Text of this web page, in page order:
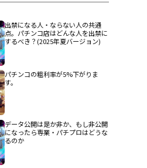
出禁になる人・ならない人の共通
点。パチンコ店はどんな人を出禁に
するべき？(2025年夏バージョン)
パチンコの粗利率が5%下がりま
す。
データ公開は是か非か、もし非公開
になったら専業・パチプロはどうな
るのか